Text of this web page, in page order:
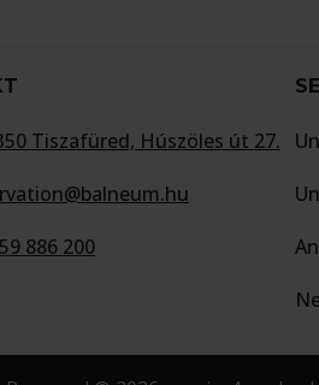
Tiszafüred, Húszöles út 27.
886 200